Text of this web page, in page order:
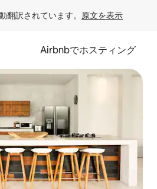
翻訳されています。 原文を表示
Airbnbでホスティング